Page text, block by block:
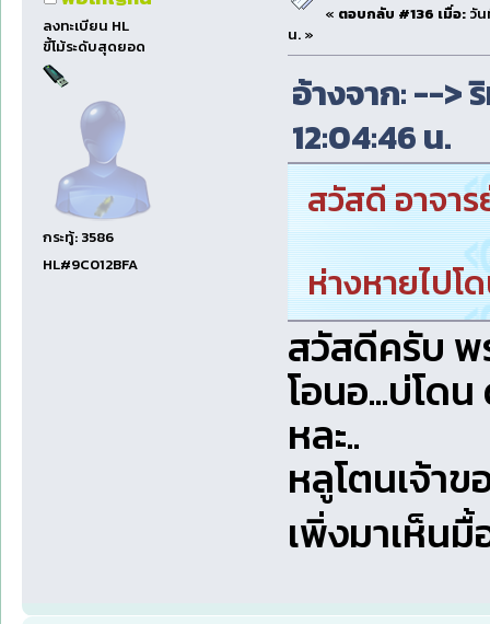
ลงทะเบียน HL
ขี้โม้ระดับสุดยอด
กระทู้: 3586
HL#9C012BFA
« ตอบกลับ #136 เมื่อ:วัน
น. »
อ้างจาก: -->
12:04:46 น.
สวัสดี อาจา
ห่างหายไปโ
สวัสดีครับ
โอนอ...บ่โด
หละ..
หลูโตนเจ้า
เพิ่งมาเห็น